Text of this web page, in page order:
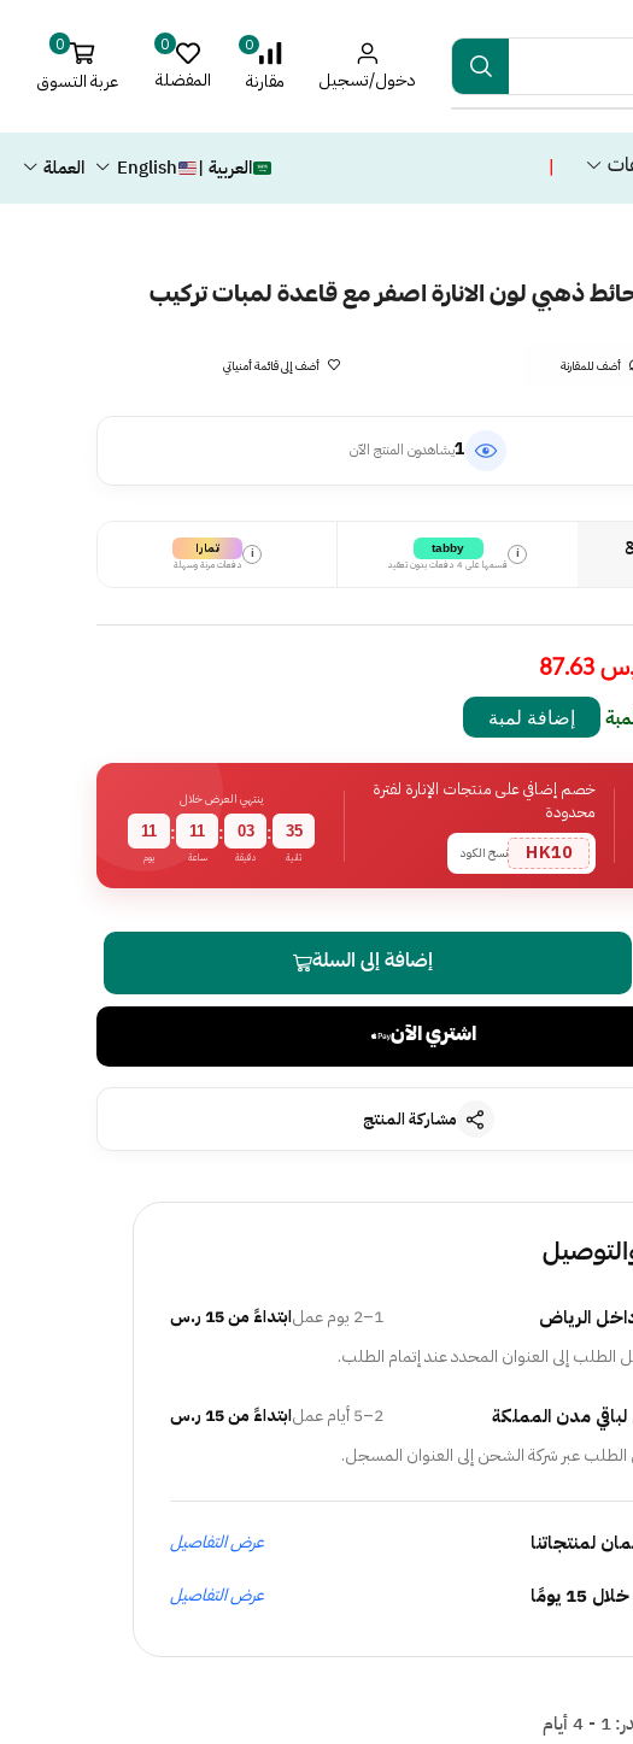
دخول/تسجيل
0
مقارنة
0
المفضلة
0
عربة التسوق
❘ العربية | English العملة
ذهبي لون الانارة اصفر مع قاعدة لمبات تركيب
أضف للمقارنة أضف إلى قائمة أمنياتي
1يشاهدون المنتج الآن
i
tabby
قسمها على 4 دفعات بدون تعقيد
i تمارا
دفعات مرنة وسهلة
87.63
إضافة لمبة
خصم إضافي على منتجات الإنارة لفترة
محدودة
HK10 نسخ الكود
ينتهي العرض خلال
11
يوم
: 11
ساعة
: 03
دقيقة
: 34
ثانية
إضافة إلى السلة
اشتري الآن
مشاركة المنتج
الرياض 1–2 يوم عمل
ابتداءً من 15 ر.س
الطلب إلى العنوان المحدد عند إتمام الطلب.
مدن المملكة 2–5 أيام عمل
ابتداءً من 15 ر.س
عبر شركة الشحن إلى العنوان المسجل.
لمنتجاتنا عرض التفاصيل
يومًا عرض التفاصيل
1 - 4 أيام